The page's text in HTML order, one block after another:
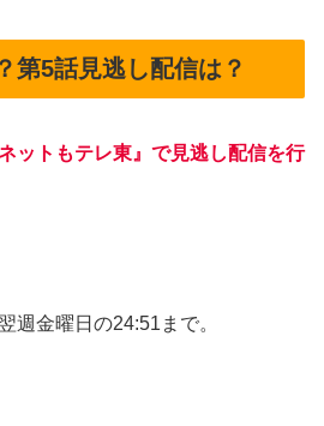
第5話見逃し配信は？
ットもテレ東』で見逃し配信を行
週金曜日の24:51まで。